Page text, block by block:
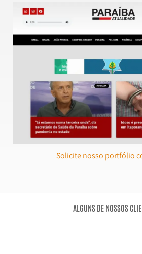
Paraíba
Solicite nosso portfólio
ALGUNS DE NOSSOS